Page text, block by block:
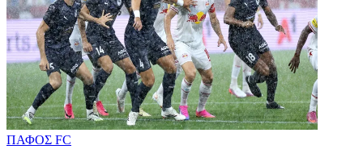
ΠΑΦΟΣ FC